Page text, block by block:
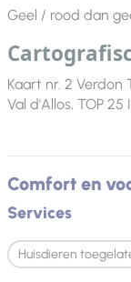
Geel / rood dan
Kaart nr. 2 Verdon
Val d'Allos, TOP 25
Comfort en
Services
Huisdieren